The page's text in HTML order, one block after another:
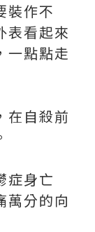
裝作不
表看起來
一點點走
在自殺前
症身亡
萬分的向